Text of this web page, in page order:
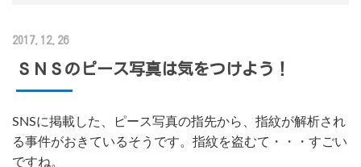
2017.12.26
ＳＮＳのピース写真は気をつけよう！
SNSに掲載した、ピース写真の指先から、指紋が解析され
る事件がおきているそうです。指紋を盗むて・・・すごい
ですね。